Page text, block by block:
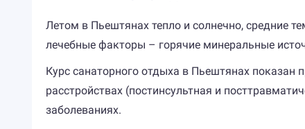
Летом в Пьештянах тепло и солнечно, средние
лечебные факторы – горячие минеральные
Курс санаторного отдыха в Пьештянах показан
расстройствах (постинсультная и
заболеваниях.